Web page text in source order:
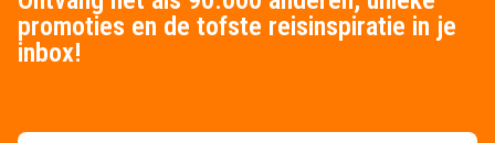
promoties en de tofste reisinspiratie in je
inbox!